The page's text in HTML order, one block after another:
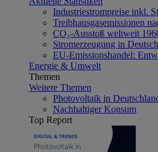
Industriestrompreise inkl.
Treibhausgasemissionen
CO₂-Ausstoß weltweit
Stromerzeugung in
EU-Emissionshandel:
Energie & Umwelt
Themen
Weitere Themen
Photovoltaik in
Nachhaltiger Konsum
Top Report